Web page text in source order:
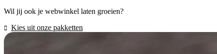
Wil jij ook je webwinkel laten groeien?
Kies uit onze pakketten